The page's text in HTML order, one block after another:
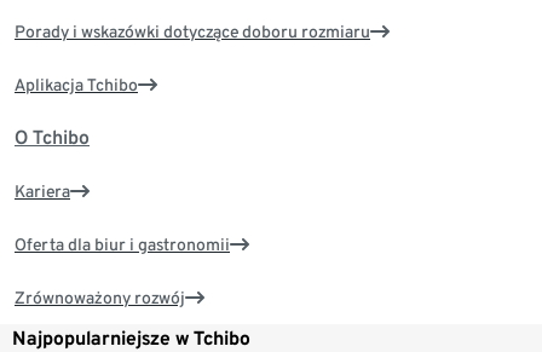
Porady i wskazówki dotyczące doboru rozmiaru
Aplikacja Tchibo
O Tchibo
Kariera
Oferta dla biur i gastronomii
Zrównoważony rozwój
Najpopularniejsze w Tchibo